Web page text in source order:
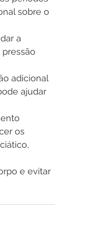
sobre o
a
adicional
ajudar
os
e evitar